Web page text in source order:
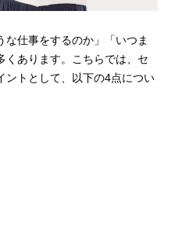
な仕事をするのか」「いつま
くあります。こちらでは、セ
ントとして、以下の4点につい